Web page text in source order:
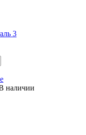
3
наличии